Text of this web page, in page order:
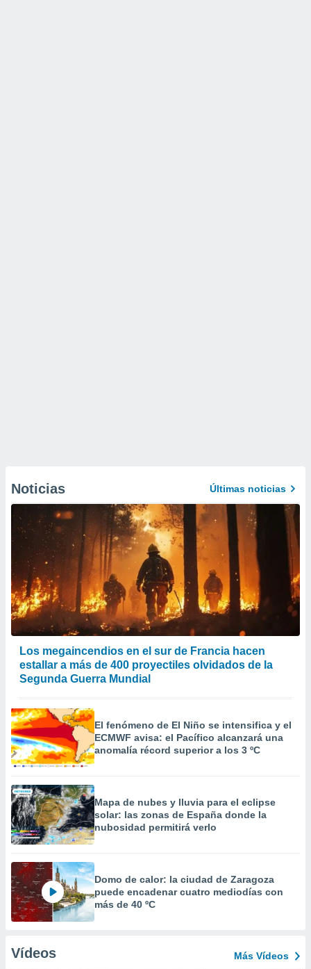
Noticias Últimas noticias
Los megaincendios en el sur de Francia hacen
estallar a más de 400 proyectiles olvidados de la
Segunda Guerra Mundial
El fenómeno de El Niño se intensifica y el
ECMWF avisa: el Pacífico alcanzará una
anomalía récord superior a los 3 ºC
Mapa de nubes y lluvia para el eclipse
solar: las zonas de España donde la
nubosidad permitirá verlo
Domo de calor: la ciudad de Zaragoza
puede encadenar cuatro mediodías con
más de 40 ºC
Vídeos Más Vídeos